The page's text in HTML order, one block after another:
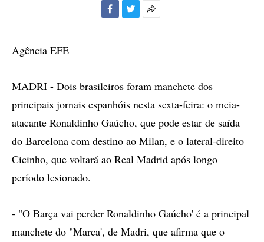
Agência EFE
MADRI - Dois brasileiros foram manchete dos
principais jornais espanhóis nesta sexta-feira: o meia-
atacante Ronaldinho Gaúcho, que pode estar de saída
do Barcelona com destino ao Milan, e o lateral-direito
Cicinho, que voltará ao Real Madrid após longo
período lesionado.
- "O Barça vai perder Ronaldinho Gaúcho' é a principal
manchete do "Marca', de Madri, que afirma que o